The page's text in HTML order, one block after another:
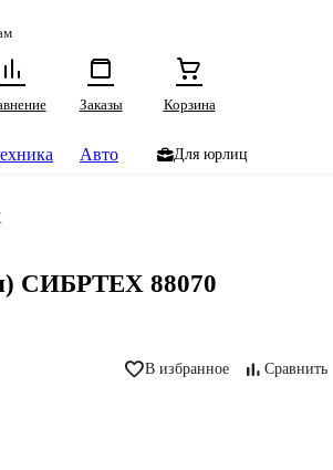
Заказы Корзина
Авто Для юрлиц
СИБРТЕХ 88070
В избранное Сравнить